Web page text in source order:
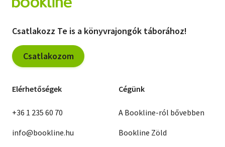
Csatlakozz Te is a könyvrajongók táborához!
Csatlakozom
Elérhetőségek
+36 1 235 60 70
info@bookline.hu
Cégünk
A Bookline-ról bővebben
Bookline Zöld